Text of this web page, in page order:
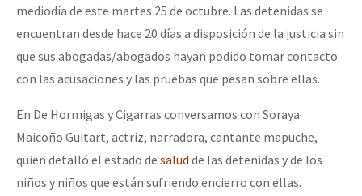
mediodía de este martes 25 de octubre. Las detenidas se
encuentran desde hace 20 días a disposición de la justicia sin
que sus abogadas/abogados hayan podido tomar contacto
con las acusaciones y las pruebas que pesan sobre ellas.
En De Hormigas y Cigarras conversamos con Soraya
Maicoño Guitart, actriz, narradora, cantante mapuche,
quien detalló el estado de salud de las detenidas y de los
niños y niños que están sufriendo encierro con ellas.